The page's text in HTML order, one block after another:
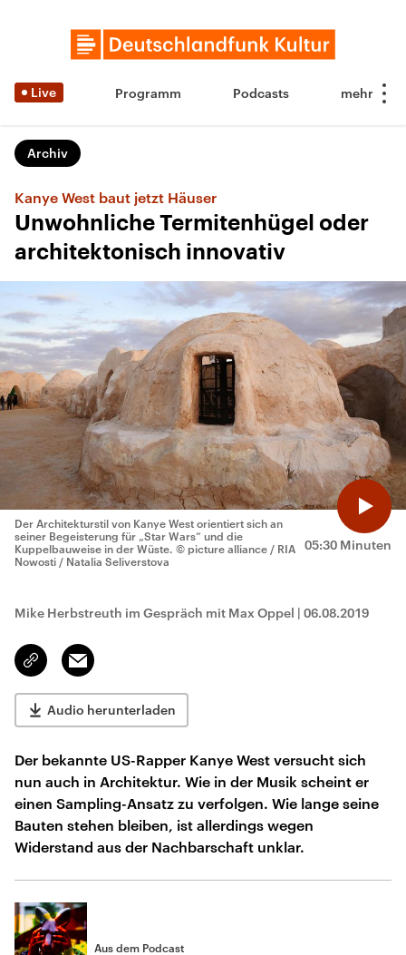
Live Programm Podcasts
Archiv
Kanye West baut jetzt Häuser
Unwohnliche Termitenhügel oder
architektonisch innovativ
05:30 Minuten
Der Architekturstil von Kanye West orientiert sich an
seiner Begeisterung für „Star Wars“ und die
Kuppelbauweise in der Wüste. © picture alliance / RIA
Nowosti / Natalia Seliverstova
Mike Herbstreuth im Gespräch mit Max Oppel | 06.08.2019
Link
kopieren/teilen
Email
Audio herunterladen
Der bekannte US-Rapper Kanye West versucht sich
nun auch in Architektur. Wie in der Musik scheint er
einen Sampling-Ansatz zu verfolgen. Wie lange seine
Bauten stehen bleiben, ist allerdings wegen
Widerstand aus der Nachbarschaft unklar.
Aus dem Podcast